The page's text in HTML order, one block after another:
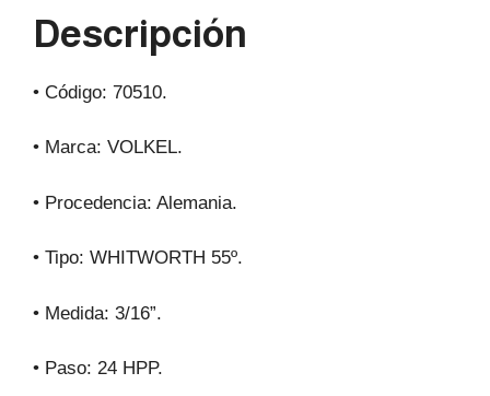
p
o
Descripción
• Código: 70510.
• Marca: VOLKEL.
• Procedencia: Alemania.
• Tipo: WHITWORTH 55º.
• Medida: 3/16”.
• Paso: 24 HPP.